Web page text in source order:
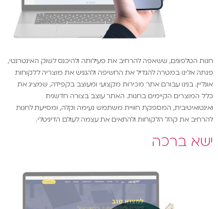
חנות הטלפונים, ששאפה להרחיב את פעילותה ולהיכנס לשוק האינטרנטי,
פנתה אלינו במטרה להגדיל את החשיפה ולהנגיש את מוצריה ללקוחות
אונליין. בנינו עבורם אתר מכירות מקצועי ומעוצב בקפידה, שמציג את
כלל המוצרים הקיימים בחנות. האתר עוצב בצורה חדשנית
ואינטואיטיבית, המספקת חוויית משתמש נעימה וקלה, ומסייעת לחנות
להרחיב את קהל הלקוחות ולהתאים את עצמה לעולם הדיגיטלי.
ישא ברכה